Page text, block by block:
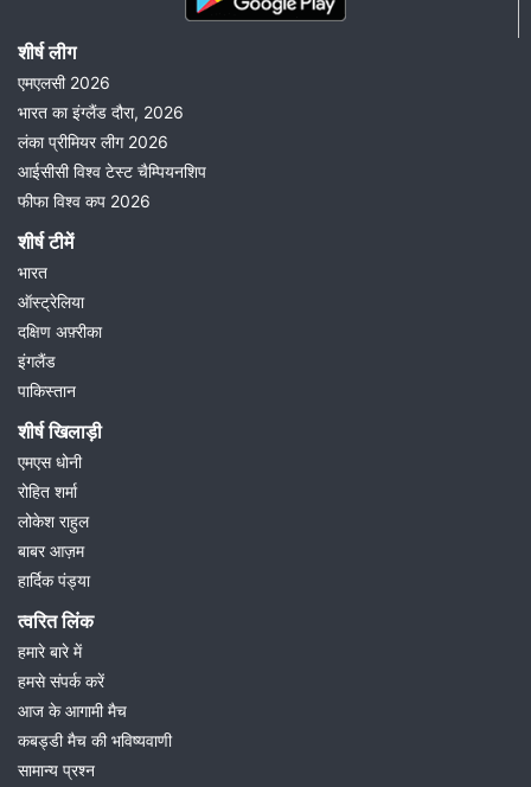
शीर्ष लीग
एमएलसी 2026
भारत का इंग्लैंड दौरा, 2026
लंका प्रीमियर लीग 2026
आईसीसी विश्व टेस्ट चैम्पियनशिप
फीफा विश्व कप 2026
शीर्ष टीमें
भारत
ऑस्ट्रेलिया
दक्षिण अफ़्रीका
इंगलैंड
पाकिस्तान
शीर्ष खिलाड़ी
एमएस धोनी
रोहित शर्मा
लोकेश राहुल
बाबर आज़म
हार्दिक पंड्या
त्वरित लिंक
हमारे बारे में
हमसे संपर्क करें
आज के आगामी मैच
कबड्डी मैच की भविष्यवाणी
सामान्य प्रश्न